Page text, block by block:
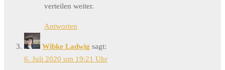
verteilen weiter.
Antworten
Wibke Ladwig sagt:
6. Juli 2020 um 19:21 Uhr